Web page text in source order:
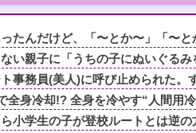
たんだけど、「〜とか〜」「〜
い親子に「うちの子にぬいぐる
事務員(美人)に呼び止められた。
全身冷却!? 全身を冷やす“人間用
小学生の子が登校ルートとは逆の